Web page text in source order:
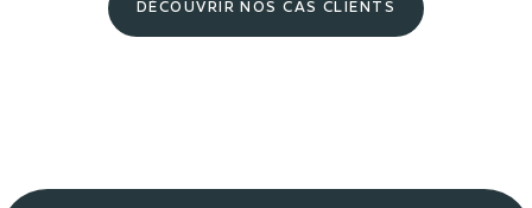
DÉCOUVRIR NOS CAS CLIENTS